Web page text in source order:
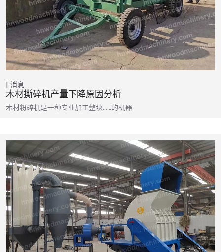
消息
木材撕碎机产量下降原因分析
木材粉碎机是一种专业加工整块……的机器